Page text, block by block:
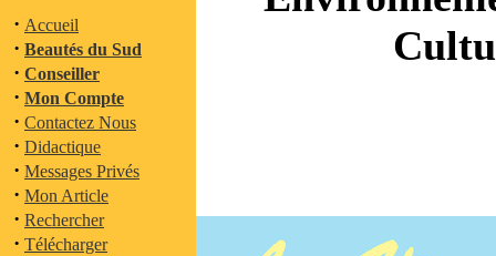
· Accueil
· Beautés du Sud
· Conseiller
· Mon Compte
· Contactez Nous
· Didactique
· Messages Privés
· Mon Article
· Rechercher
· Télécharger